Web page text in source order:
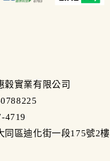
穀實業有限公司
4719
同區迪化街一段175號2樓